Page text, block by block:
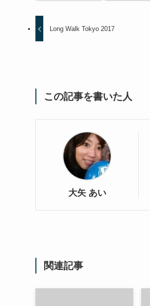
Long Walk Tokyo 2017
この記事を書いた人
大矢 あい
関連記事